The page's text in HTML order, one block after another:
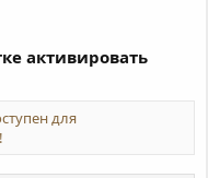
активировать
для